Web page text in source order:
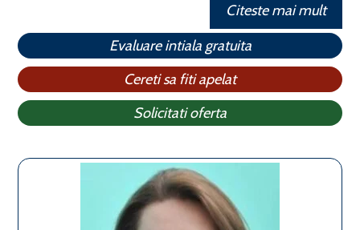
Citeste mai mult
Evaluare intiala gratuita
Cereti sa fiti apelat
Solicitati oferta